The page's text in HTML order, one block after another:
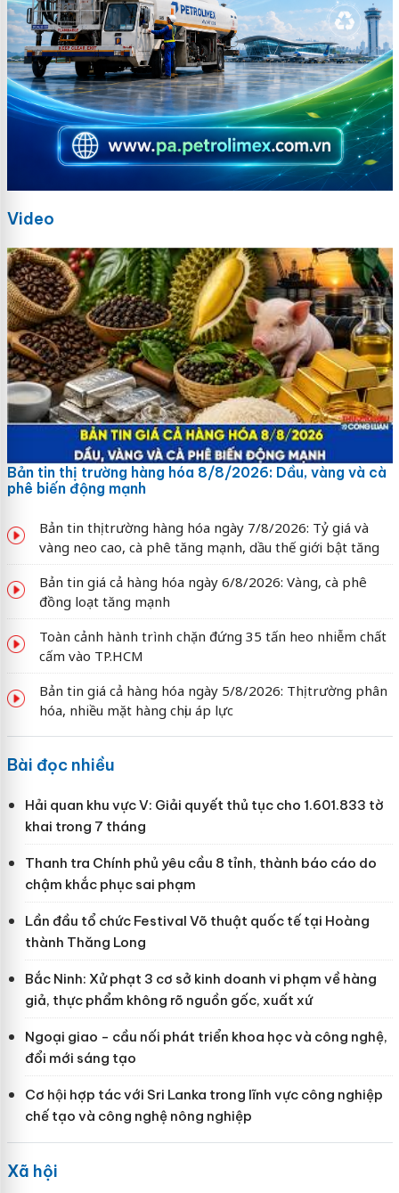
Video
Bản tin thị trường hàng hóa 8/8/2026: Dầu, vàng và cà
phê biến động mạnh
Bản tin thị trường hàng hóa ngày 7/8/2026: Tỷ giá và
vàng neo cao, cà phê tăng mạnh, dầu thế giới bật tăng
Bản tin giá cả hàng hóa ngày 6/8/2026: Vàng, cà phê
đồng loạt tăng mạnh
Toàn cảnh hành trình chặn đứng 35 tấn heo nhiễm chất
cấm vào TP.HCM
Bản tin giá cả hàng hóa ngày 5/8/2026: Thị trường phân
hóa, nhiều mặt hàng chịu áp lực
Bài đọc nhiều
Hải quan khu vực V: Giải quyết thủ tục cho 1.601.833 tờ
khai trong 7 tháng
Thanh tra Chính phủ yêu cầu 8 tỉnh, thành báo cáo do
chậm khắc phục sai phạm
Lần đầu tổ chức Festival Võ thuật quốc tế tại Hoàng
thành Thăng Long
Bắc Ninh: Xử phạt 3 cơ sở kinh doanh vi phạm về hàng
giả, thực phẩm không rõ nguồn gốc, xuất xứ
Ngoại giao - cầu nối phát triển khoa học và công nghệ,
đổi mới sáng tạo
Cơ hội hợp tác với Sri Lanka trong lĩnh vực công nghiệp
chế tạo và công nghệ nông nghiệp
Xã hội